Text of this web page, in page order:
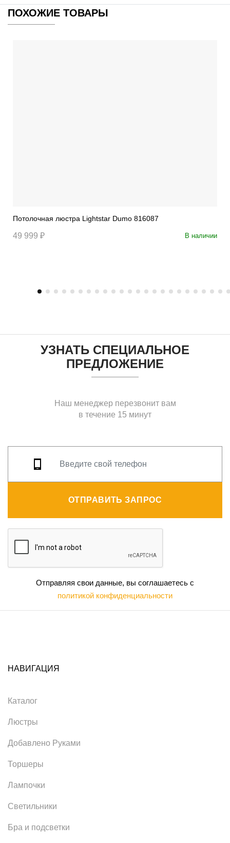
ПОХОЖИЕ ТОВАРЫ
Потолочная люстра Lightstar Dumo 816087
49 999 ₽ В наличии
УЗНАТЬ СПЕЦИАЛЬНОЕ
ПРЕДЛОЖЕНИЕ
Наш менеджер перезвонит вам
в течение 15 минут
ОТПРАВИТЬ ЗАПРОС
Отправляя свои данные, вы соглашаетесь с
политикой конфиденциальности
НАВИГАЦИЯ
Каталог
Люстры
Добавлено Руками
Торшеры
Лампочки
Светильники
Бра и подсветки